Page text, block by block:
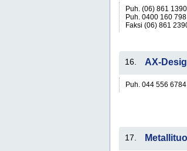
Puh. (06) 861 1390
Puh. 0400 160 798
Faksi (06) 861
16. AX-
Puh. 044 556 6784
17.